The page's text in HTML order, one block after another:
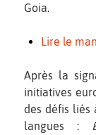
Goia.
Lire le
Après la
initiatives
des défis liés
langues :